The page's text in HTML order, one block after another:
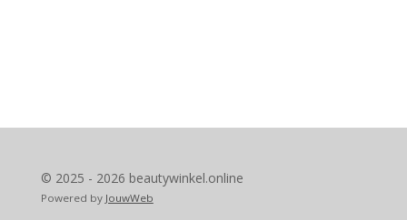
© 2025 - 2026 beautywinkel.online
Powered by JouwWeb